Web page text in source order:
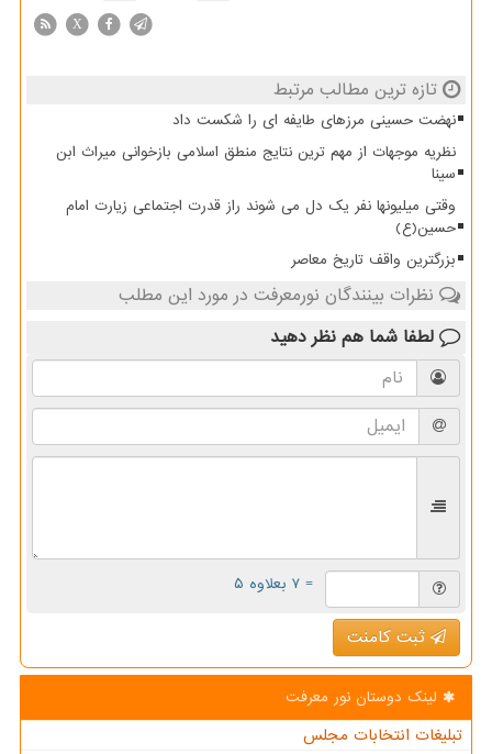
X
تازه ترین مطالب مرتبط
نهضت حسینی مرزهای طایفه ای را شکست داد
نظریه موجهات از مهم ترین نتایج منطق اسلامی بازخوانی میراث ابن
سینا
وقتی میلیونها نفر یک دل می شوند راز قدرت اجتماعی زیارت امام
حسین(ع)
بزرگترین واقف تاریخ معاصر
نظرات بینندگان نورمعرفت در مورد این مطلب
لطفا شما هم نظر دهید
= ۷ بعلاوه ۵
ثبت کامنت
لینک دوستان نور معرفت
تبلیغات انتخابات مجلس